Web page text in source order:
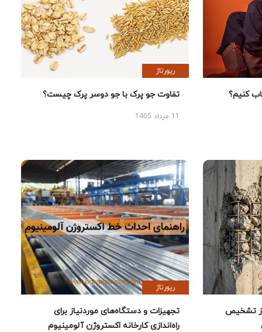
کنیم؟
رپورتاژ
تفاوت جو پرک با جو دوسر پرک چیست؟
تشخیص
رپورتاژ
تجهیزات و دستگاه‌های موردنیاز برای
راه‌اندازی کارخانه اکستروژن آلومینیوم